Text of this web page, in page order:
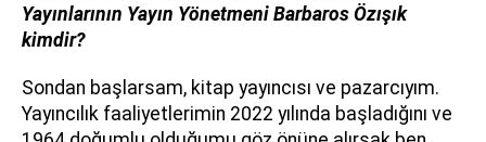
Yayınlarının Yayın Yönetmeni Barbaros Özışık
kimdir?
Sondan başlarsam, kitap yayıncısı ve pazarcıyım.
Yayıncılık faaliyetlerimin 2022 yılında başladığını ve